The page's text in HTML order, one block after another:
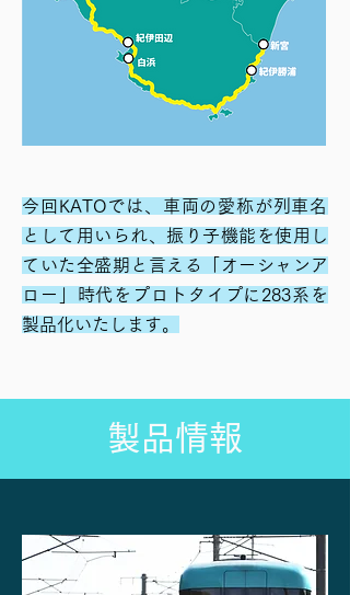
​今回KATOでは、車両の愛称が列車名
として用いられ、振り子機能を使用し
ていた全盛期と言える「オーシャンア
ロー」時代をプロトタイプに283系を
製品化いたします。
製品情報